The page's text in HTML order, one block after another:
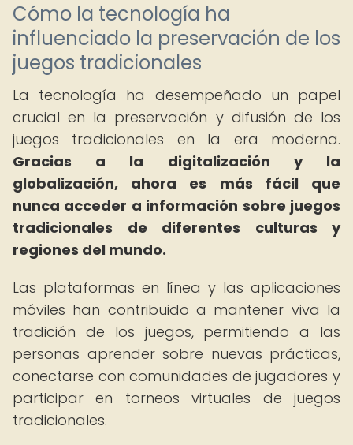
Cómo la tecnología ha
influenciado la preservación de los
juegos tradicionales
La tecnología ha desempeñado un papel
crucial en la preservación y difusión de los
juegos tradicionales en la era moderna.
Gracias a la digitalización y la
globalización, ahora es más fácil que
nunca acceder a información sobre juegos
tradicionales de diferentes culturas y
regiones del mundo.
Las plataformas en línea y las aplicaciones
móviles han contribuido a mantener viva la
tradición de los juegos, permitiendo a las
personas aprender sobre nuevas prácticas,
conectarse con comunidades de jugadores y
participar en torneos virtuales de juegos
tradicionales.